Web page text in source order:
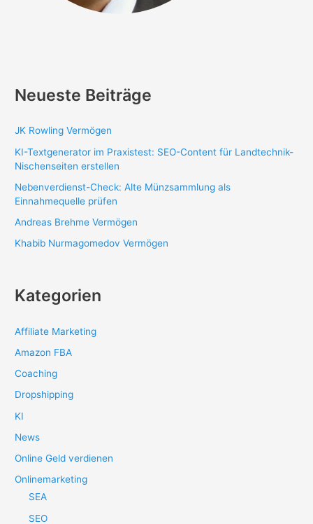
Neueste Beiträge
JK Rowling Vermögen
KI-Textgenerator im Praxistest: SEO-Content für Landtechnik-
Nischenseiten erstellen
Nebenverdienst-Check: Alte Münzsammlung als
Einnahmequelle prüfen
Andreas Brehme Vermögen
Khabib Nurmagomedov Vermögen
Kategorien
Affiliate Marketing
Amazon FBA
Coaching
Dropshipping
KI
News
Online Geld verdienen
Onlinemarketing
SEA
SEO